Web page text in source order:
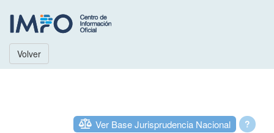
Volver
?
Ver Base Jurisprudencia Nacional